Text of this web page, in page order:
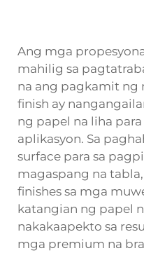
Ang mga
mahilig sa
na ang pagkamit ng
finish ay
ng papel na liha
aplikasyon. Sa
surface para sa
magaspang na
finishes sa mga
katangian ng papel
nakakaapekto sa
mga premium na